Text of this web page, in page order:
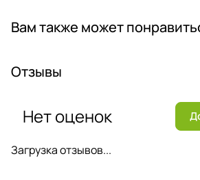
Вам также может
Отзывы
Загрузка отзывов...
Нет оценок